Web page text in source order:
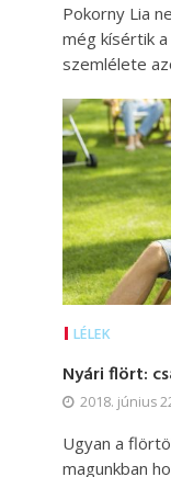
Pokorny Lia
még kísértik
szemlélete
LÉLEK
Nyári flört:
2018. június
Ugyan a
magunkban